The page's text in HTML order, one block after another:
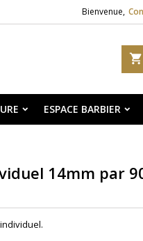
Bienvenue,
shopping_cart
ESPACE BARBIER
14mm par